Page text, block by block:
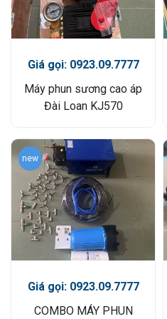
Giá gọi: 0923.09.7777
Máy phun sương cao áp
Đài Loan KJ570
new
Giá gọi: 0923.09.7777
COMBO MÁY PHUN